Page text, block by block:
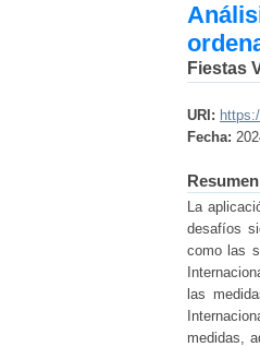
Fiestas
URI:
Fecha:
La
desafíos
como las
las
medidas,